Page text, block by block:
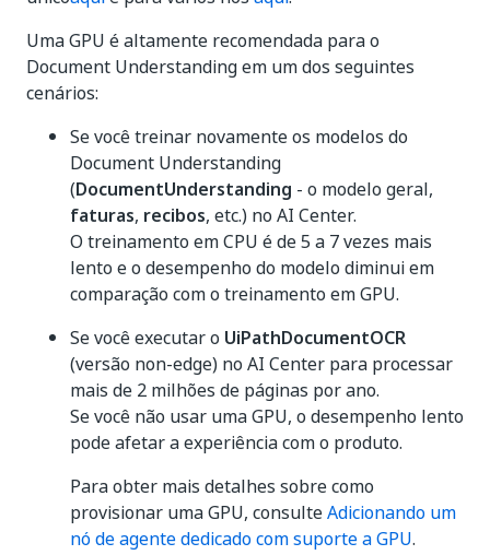
Uma GPU é altamente recomendada para o
Document Understanding em um dos seguintes
cenários:
Se você treinar novamente os modelos do
Document Understanding
(DocumentUnderstanding - o modelo geral,
faturas, recibos, etc.) no AI Center.
O treinamento em CPU é de 5 a 7 vezes mais
lento e o desempenho do modelo diminui em
comparação com o treinamento em GPU.
Se você executar o UiPathDocumentOCR
(versão non-edge) no AI Center para processar
mais de 2 milhões de páginas por ano.
Se você não usar uma GPU, o desempenho lento
pode afetar a experiência com o produto.
Para obter mais detalhes sobre como
provisionar uma GPU, consulteAdicionando um
nó de agente dedicado com suporte a GPU.